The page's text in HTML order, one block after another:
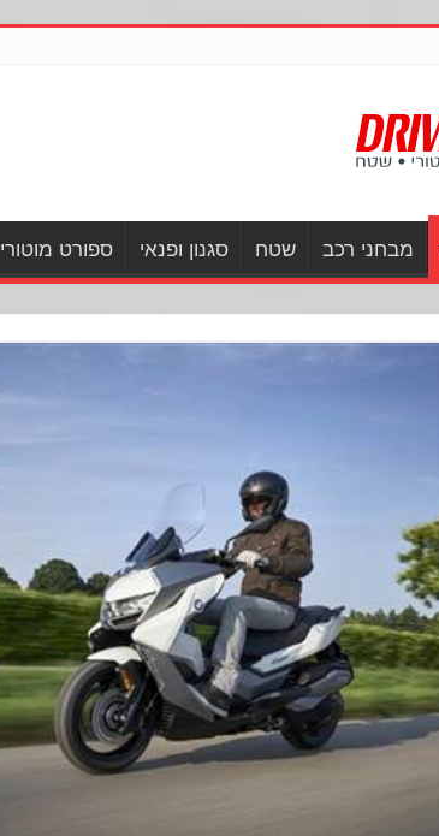
מבחני רכב שטח סגנון ופנאי ספורט מוטורי